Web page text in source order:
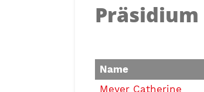
Name
Meyer Catherine